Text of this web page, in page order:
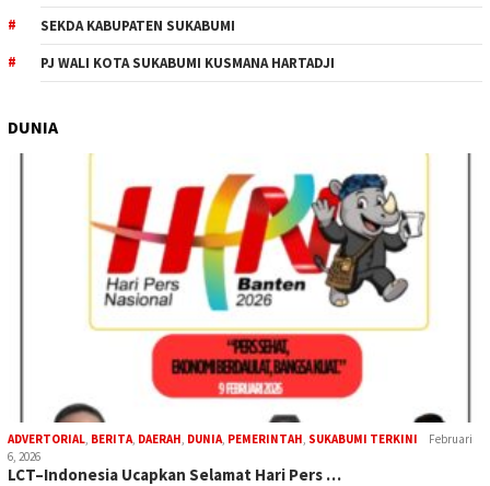
SEKDA KABUPATEN SUKABUMI
PJ WALI KOTA SUKABUMI KUSMANA HARTADJI
DUNIA
ADVERTORIAL, BERITA, DAERAH, DUNIA, PEMERINTAH, SUKABUMI TERKINI
Februari
6, 2026
LCT–Indonesia Ucapkan Selamat Hari Pers …